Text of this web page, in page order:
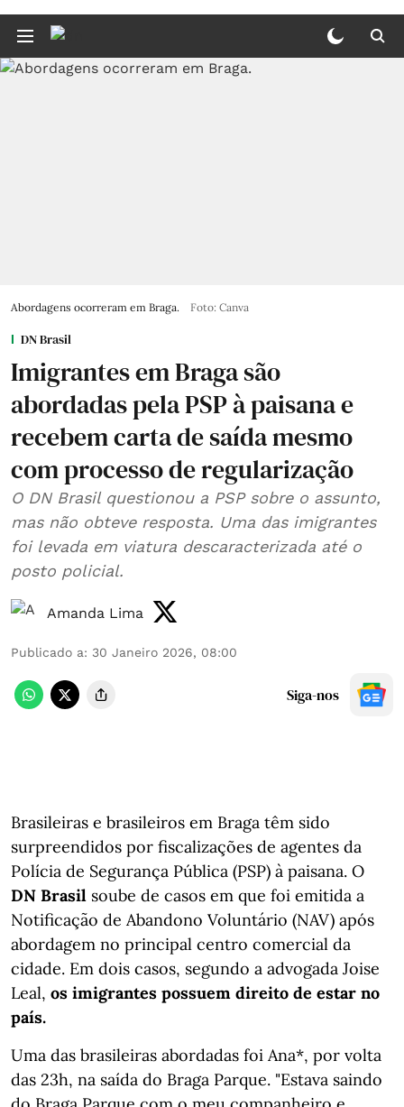
Abordagens ocorreram em Braga. Foto: Canva
DN Brasil
Imigrantes em Braga são
abordadas pela PSP à paisana e
recebem carta de saída mesmo
com processo de regularização
O DN Brasil questionou a PSP sobre o assunto,
mas não obteve resposta. Uma das imigrantes
foi levada em viatura descaracterizada até o
posto policial.
Amanda Lima
Publicado a: 30 Janeiro 2026, 08:00
Siga-nos
Brasileiras e brasileiros em Braga têm sido
surpreendidos por fiscalizações de agentes da
Polícia de Segurança Pública (PSP) à paisana. O
DN Brasil soube de casos em que foi emitida a
Notificação de Abandono Voluntário (NAV) após
abordagem no principal centro comercial da
cidade. Em dois casos, segundo a advogada Joise
Leal, os imigrantes possuem direito de estar no
país.
Uma das brasileiras abordadas foi Ana*, por volta
das 23h, na saída do Braga Parque. "Estava saindo